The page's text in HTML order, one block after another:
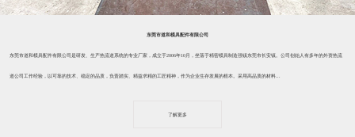
东莞市道和模具配件有限公司
东莞市道和模具配件有限公司是研发、生产热流道系统的专业厂家，成立于2006年10月，坐落于精密模具制造强镇东莞市长安镇。公司创始人有多年的外资热流
道公司工作经验，以可靠的技术、稳定的品质，负责踏实、精益求精的工匠精神，作为企业生存发展的根本。采用高品质的材料...
了解更多